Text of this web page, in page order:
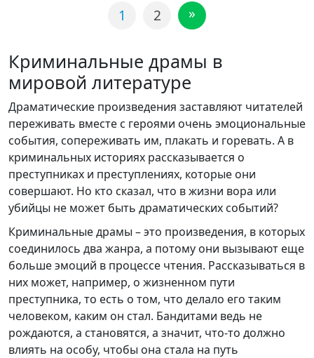
1 2 »
Криминальные драмы в
мировой литературе
Драматические произведения заставляют читателей
переживать вместе с героями очень эмоциональные
события, сопереживать им, плакать и горевать. А в
криминальных историях рассказывается о
преступниках и преступлениях, которые они
совершают. Но кто сказал, что в жизни вора или
убийцы не может быть драматических событий?
Криминальные драмы – это произведения, в которых
соединилось два жанра, а потому они вызывают еще
больше эмоций в процессе чтения. Рассказываться в
них может, например, о жизненном пути
преступника, то есть о том, что делало его таким
человеком, каким он стал. Бандитами ведь не
рождаются, а становятся, а значит, что-то должно
влиять на особу, чтобы она стала на путь